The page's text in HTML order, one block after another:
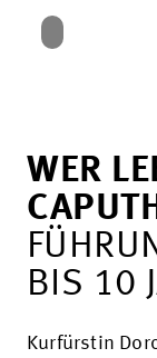
WER
BIS 10
Kurfürstin